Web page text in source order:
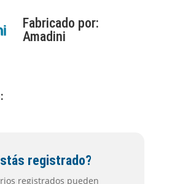
Fabricado por:
Amadini
registrado?
registrados pueden